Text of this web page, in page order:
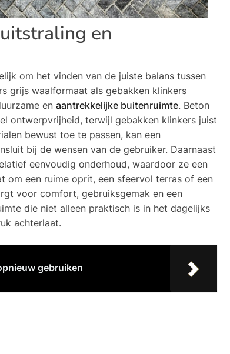
en
om het vinden van de juiste balans tussen
grijs waalformaat als gebakken klinkers
en aantrekkelijke buitenruimte. Beton
ontwerpvrijheid, terwijl gebakken klinkers juist
bewust toe te passen, kan een
bij de wensen van de gebruiker. Daarnaast
eenvoudig onderhoud, waardoor ze een
om een ruime oprit, een sfeervol terras of een
voor comfort, gebruiksgemak en een
die niet alleen praktisch is in het dagelijks
achterlaat.
gebruiken